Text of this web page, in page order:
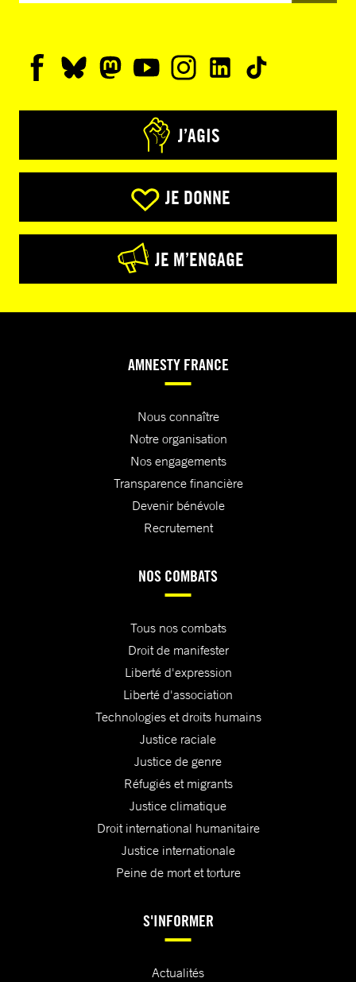
J’AGIS
JE DONNE
JE M’ENGAGE
AMNESTY FRANCE
Nous connaître
Notre organisation
Nos engagements
Transparence financière
Devenir bénévole
Recrutement
NOS COMBATS
Tous nos combats
Droit de manifester
Liberté d'expression
Liberté d'association
Technologies et droits humains
Justice raciale
Justice de genre
Réfugiés et migrants
Justice climatique
Droit international humanitaire
Justice internationale
Peine de mort et torture
S'INFORMER
Actualités